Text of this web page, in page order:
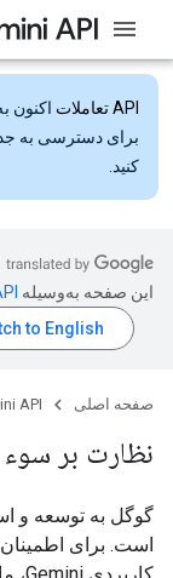
API تعاملات
اکنون
کنید.
این صفحه به‌وسیله
صفحه اصلی API
نظارت بر سوء
گوگل به توسعه و
است. برای اطمینان